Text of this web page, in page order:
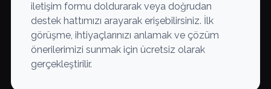
iletişim formu doldurarak veya doğrudan
destek hattımızı arayarak erişebilirsiniz. İlk
görüşme, ihtiyaçlarınızı anlamak ve çözüm
önerilerimizi sunmak için ücretsiz olarak
gerçekleştirilir.